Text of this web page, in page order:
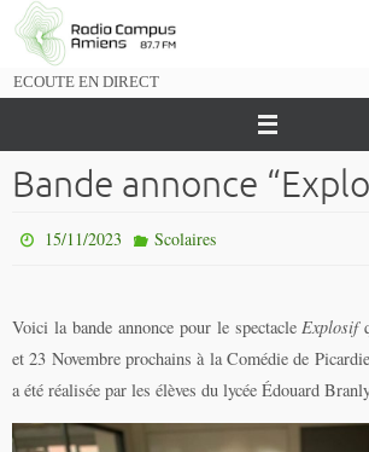
Passer
vers
ECOUTE EN DIRECT
Bande annonce
15/11/2023 Scolaires
Voici la bande annonce pour le spectacleExplosif
et 23 Novembre prochains à la Comédie de
a été réalisée par les élèves du lycée Édouard